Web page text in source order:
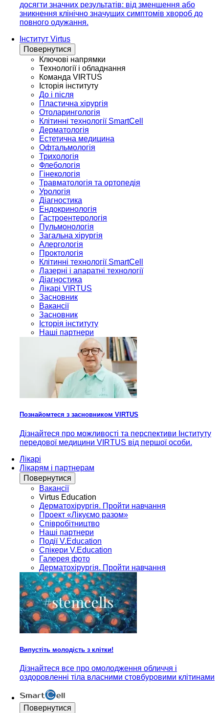
досягти значних результатів: від зменшення або
зникнення клінічно значущих симптомів хвороб до
повного одужання.
Інститут Virtus
Повернутися
Ключові напрямки
Технології і обладнання
Команда VIRTUS
Історія інституту
До і після
Пластична хірургія
Отоларингологія
Клітинні технології SmartCell
Дерматологія
Естетична медицина
Офтальмологія
Трихологія
Флебологія
Гінекологія
Травматологія та ортопедія
Урологія
Діагностика
Ендокринологія
Гастроентерологія
Пульмонологія
Загальна хірургія
Алергологія
Проктологія
Клітинні технології SmartCell
Лазерні і апаратні технології
Діагностика
Лікарі VIRTUS
Засновник
Вакансії
Засновник
Історія інституту
Наші партнери
Познайомтеся з засновником VIRTUS
Дізнайтеся про можливості та перспективи Інституту
передової медицини VIRTUS від першої особи.
Лікарі
Лікарям і партнерам
Повернутися
Вакансії
Virtus Education
Дерматохірургія. Пройти навчання
Проект «Лікуємо разом»
Співробітництво
Наші партнери
Події V.Education
Спікери V.Education
Галерея фото
Дерматохірургія. Пройти навчання
Випустіть молодість з клітки!
Дізнайтеся все про омолодження обличчя і
оздоровленні тіла власними стовбуровими клітинами
Повернутися